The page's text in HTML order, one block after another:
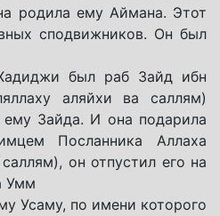
родила ему Аймана. Этот
сподвижников. Он был
был раб Зайд ибн
аляйхи ва саллям)
ему Зайда. И она подарила
Посланника Аллаха
он отпустил его на
Умм
Усаму, по имени которого